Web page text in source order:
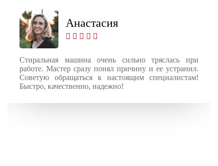
Анастасия
Стиральная машина очень сильно тряслась при
работе. Мастер сразу понял причину и ее устранил.
Советую обращаться к настоящим специалистам!
Быстро, качественно, надежно!